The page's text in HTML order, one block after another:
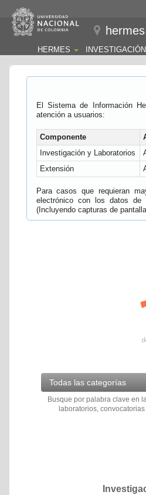
HERMES INVESTIGACIÓN
El Sistema de Información
atención a usuarios:
Componente
Investigación y Laboratorios
Extensión
Para casos que requieran
electrónico con los datos de
(Incluyendo capturas de
Todas las categorías
Busque por palabra clave en
laboratorios,